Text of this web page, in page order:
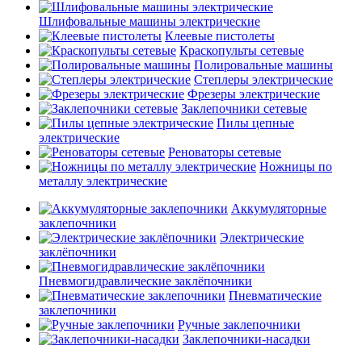
Шлифовальные машины электрические
Клеевые пистолеты
Краскопульты сетевые
Полировальные машины
Степлеры электрические
Фрезеры электрические
Заклепочники сетевые
Пилы цепные
электрические
Реноваторы сетевые
Ножницы по
металлу электрические
Аккумуляторные
заклепочники
Электрические
заклёпочники
Пневмогидравлические заклёпочники
Пневматические
заклепочники
Ручные заклепочники
Заклепочники-насадки